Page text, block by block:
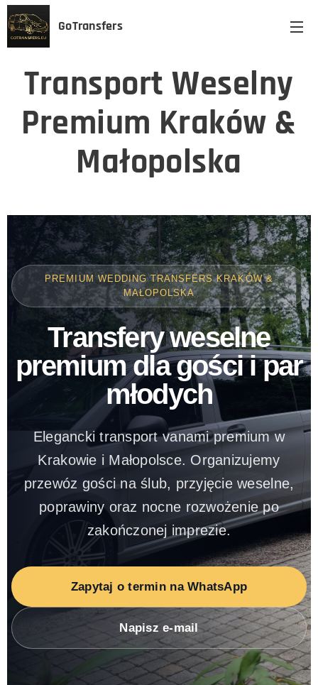
GoTransfers
Transport Weselny
Premium Kraków &
Małopolska
PREMIUM WEDDING TRANSFERS KRAKÓW &
MAŁOPOLSKA
Transfery weselne
premium dla gości i par
młodych
Elegancki transport vanami premium w
Krakowie i Małopolsce. Organizujemy
przewóz gości na ślub, przyjęcie weselne,
poprawiny oraz nocne rozwożenie po
zakończonej imprezie.
Zapytaj o termin na WhatsApp
Napisz e-mail